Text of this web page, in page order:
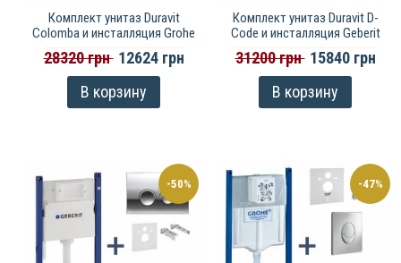
Комплект унитаз Duravit
Colomba и инсталляция Grohe
28320 грн 12624 грн
В корзину
Комплект унитаз Duravit D-
Code и инсталляция Geberit
31200 грн 15840 грн
В корзину
-50% -47%